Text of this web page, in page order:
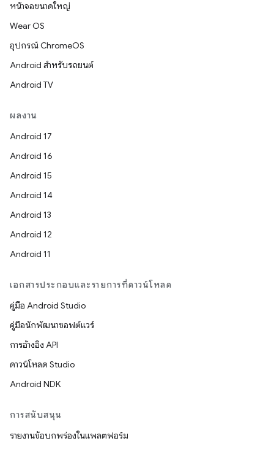
หน้าจอขนาดใหญ่
Wear OS
อุปกรณ์ ChromeOS
Android สำหรับรถยนต์
Android TV
ผลงาน
Android 17
Android 16
Android 15
Android 14
Android 13
Android 12
Android 11
เอกสารประกอบและรายการที่ดาวน์โหลด
คู่มือ Android Studio
คู่มือนักพัฒนาซอฟต์แวร์
การอ้างอิง API
ดาวน์โหลด Studio
Android NDK
การสนับสนุน
รายงานข้อบกพร่องในแพลตฟอร์ม